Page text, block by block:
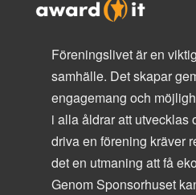
Föreningslivet är en
samhälle. Det skapar
engagemang och
i alla åldrar att utvecklas
driva en förening kräver
det en utmaning att få
Genom Sponsorhuset